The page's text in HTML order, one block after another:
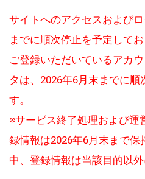
サイトへのアクセスおよび
までに順次停止を予定してお
ご登録いただいているアカ
タは、2026年6月末までに順
す。
※サービス終了処理および運
録情報は2026年6月末まで
中、登録情報は当該目的以